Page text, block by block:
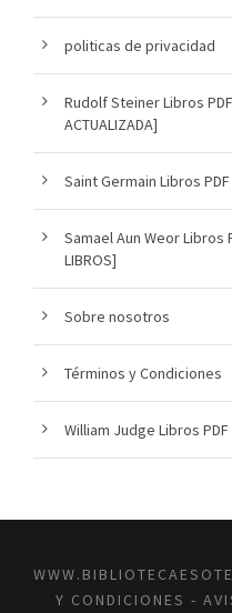
politicas de privacidad
Rudolf Steiner Libros
ACTUALIZADA]
Saint Germain Libros
Samael Aun Weor Libros
LIBROS]
Sobre nosotros
Términos y Condiciones
William Judge Libros
Y CONDICIONES -